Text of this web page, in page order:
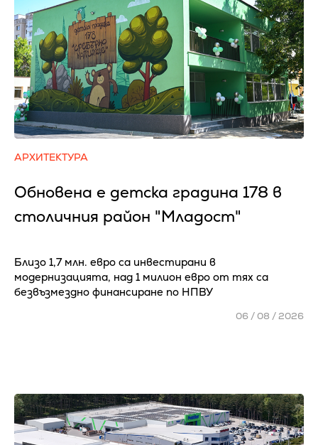
АРХИТЕКТУРА
Обновена е детска градина 178 в
столичния район "Младост"
Близо 1,7 млн. евро са инвестирани в
модернизацията, над 1 милион евро от тях са
безвъзмездно финансиране по НПВУ
06 / 08 / 2026